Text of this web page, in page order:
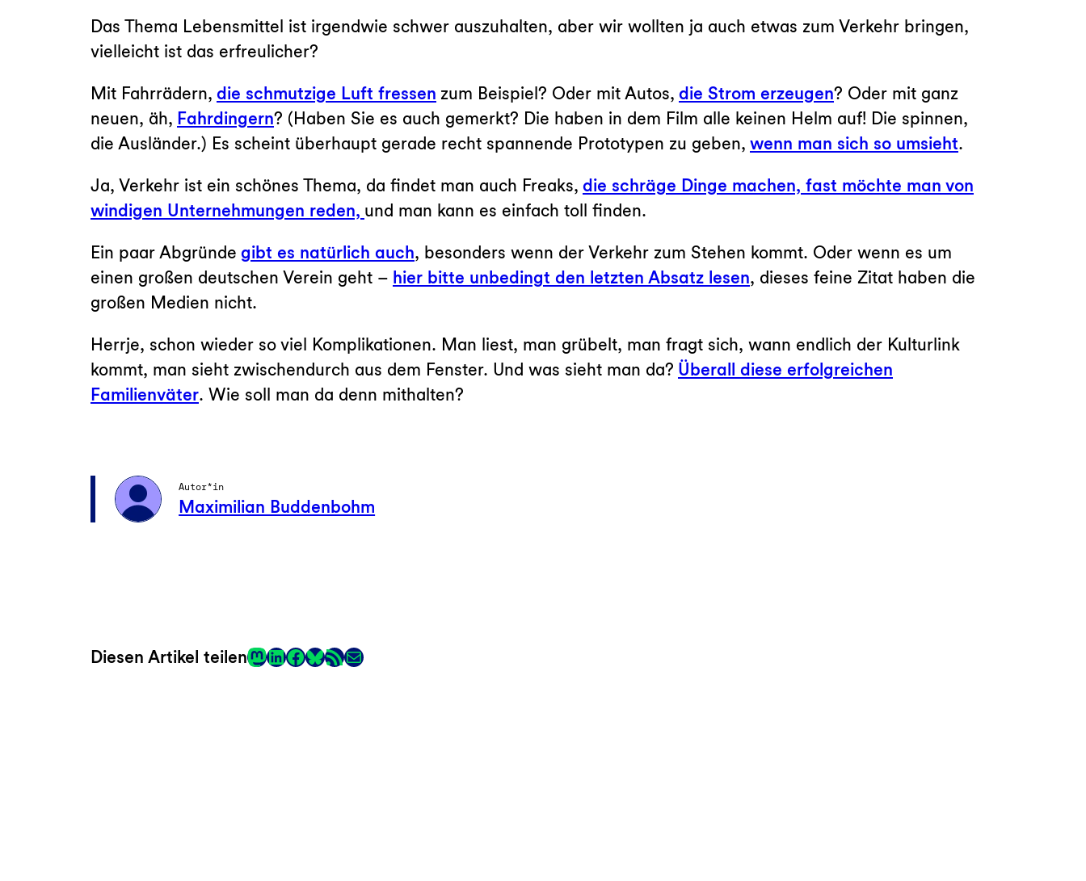
Das Thema Lebensmittel ist irgendwie schwer auszuhalten, aber wir wollten ja auch etwas zum Verkehr bringen,
vielleicht ist das erfreulicher?
Mit Fahrrädern, die schmutzige Luft fressen zum Beispiel? Oder mit Autos, die Strom erzeugen? Oder mit ganz
neuen, äh, Fahrdingern? (Haben Sie es auch gemerkt? Die haben in dem Film alle keinen Helm auf! Die spinnen,
die Ausländer.) Es scheint überhaupt gerade recht spannende Prototypen zu geben, wenn man sich so umsieht.
Ja, Verkehr ist ein schönes Thema, da findet man auch Freaks, die schräge Dinge machen, fast möchte man von
windigen Unternehmungen reden, und man kann es einfach toll finden.
Ein paar Abgründe gibt es natürlich auch, besonders wenn der Verkehr zum Stehen kommt. Oder wenn es um
einen großen deutschen Verein geht – hier bitte unbedingt den letzten Absatz lesen, dieses feine Zitat haben die
großen Medien nicht.
Herrje, schon wieder so viel Komplikationen. Man liest, man grübelt, man fragt sich, wann endlich der Kulturlink
kommt, man sieht zwischendurch aus dem Fenster. Und was sieht man da? Überall diese erfolgreichen
Familienväter. Wie soll man da denn mithalten?
Autor*in
Maximilian Buddenbohm
Diesen Artikel teilenMastodon
LinkedIn
Facebook
LinkRSS-Feed
E-Mail